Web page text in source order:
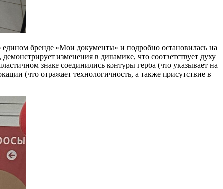
бренде «Мои документы» и подробно остановилась на
изменения в динамике, что соответствует духу
знаке соединились контуры герба (что указывает на
(что отражает технологичность, а также присутствие в